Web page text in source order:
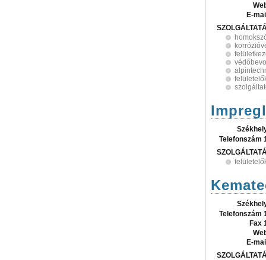
E-
Telefonszám
Telefonszám
Fax
E-